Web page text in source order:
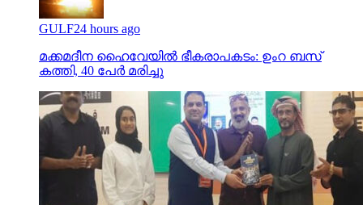
GULF24 hours ago
മക്കമദീന ഹൈവേയില്‍ ഭീകരാപകടം: ഉംറ ബസ്
കത്തി, 40 പേര്‍ മരിച്ചു